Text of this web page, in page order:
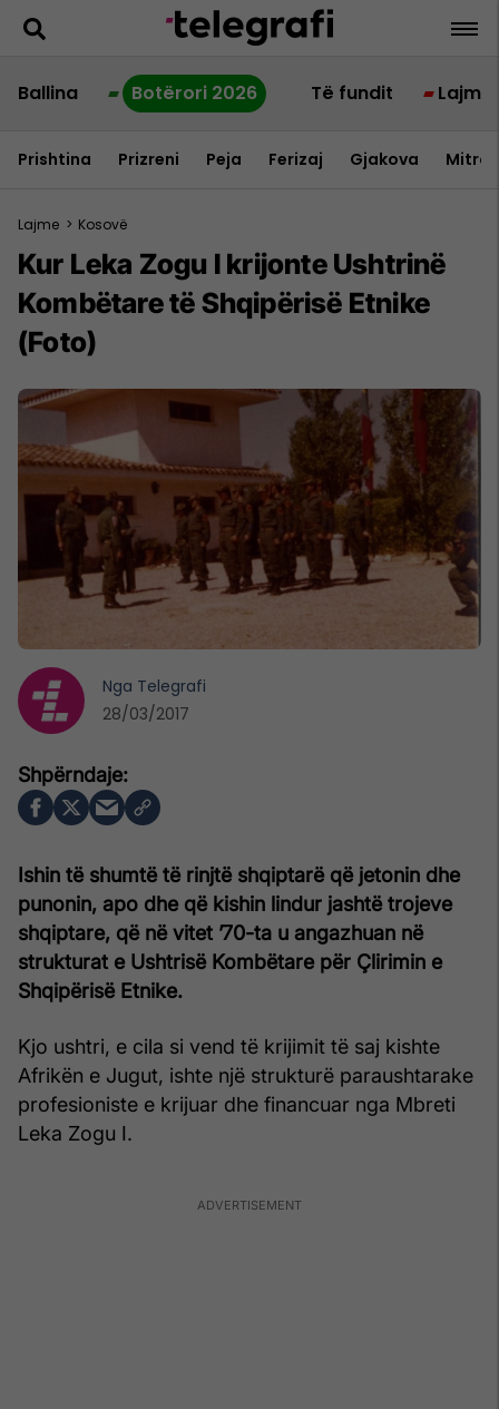
Ballina Botërori 2026 Të fundit Lajme
Prishtina Prizreni Peja Ferizaj Gjakova
Lajme > Kosovë
Kur Leka Zogu I krijonte Ushtrinë
Kombëtare të Shqipërisë Etnike
(Foto)
Ishin të shumtë të rinjtë shqiptarë që jetonin dhe
punonin, apo dhe që kishin lindur jashtë trojeve
shqiptare, që në vitet ’70-ta u angazhuan në
strukturat e Ushtrisë Kombëtare për Çlirimin e
Shqipërisë Etnike.
Kjo ushtri, e cila si vend të krijimit të saj kishte
Afrikën e Jugut, ishte një strukturë paraushtarake
profesioniste e krijuar dhe financuar nga Mbreti
Leka Zogu I.
Nga Telegrafi
28/03/2017